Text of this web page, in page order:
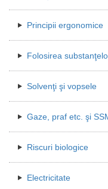
Principii ergonomice
Folosirea
Solvenţi şi vopsele
Gaze, praf etc. şi
Riscuri biologice
Electricitate